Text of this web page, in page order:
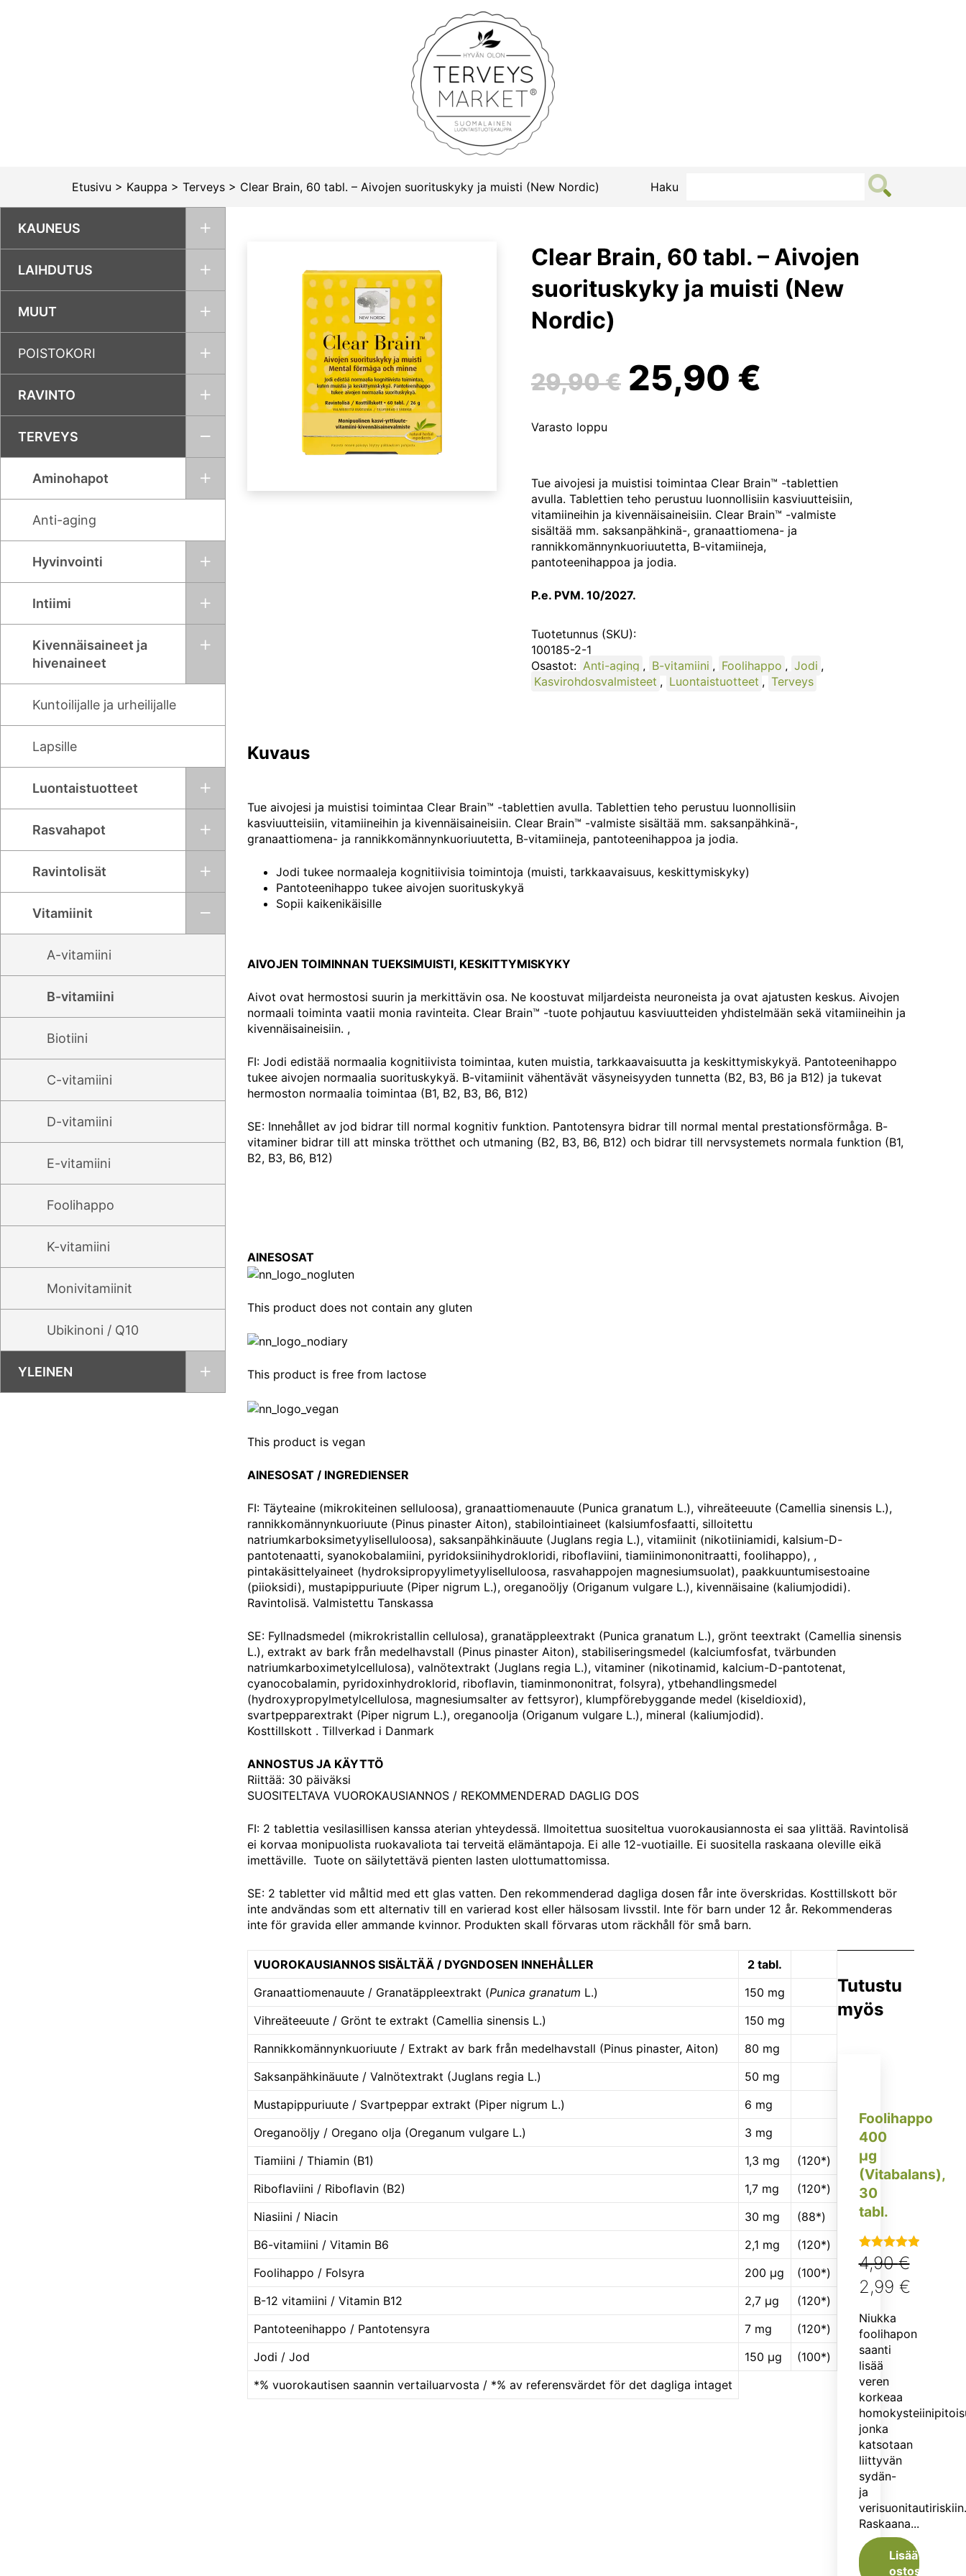
Terveysmarket
Etusivu > Kauppa > Terveys > Clear Brain, 60 tabl. – Aivojen suorituskyky ja muisti (New Nordic) Haku
KAUNEUS
LAIHDUTUS
MUUT
POISTOKORI
RAVINTO
TERVEYS
Aminohapot
Anti-aging
Hyvinvointi
Intiimi
Kivennäisaineet ja
hivenaineet
Kuntoilijalle ja urheilijalle
Lapsille
Luontaistuotteet
Rasvahapot
Ravintolisät
Vitamiinit
A-vitamiini
B-vitamiini
Biotiini
C-vitamiini
D-vitamiini
E-vitamiini
Foolihappo
K-vitamiini
Monivitamiinit
Ubikinoni / Q10
YLEINEN
Clear Brain, 60 tabl. – Aivojen
suorituskyky ja muisti (New
Nordic)
29,90€ Alkuperäinen
oli:
29,90 €.
25,90 €
on:
25,90 €.
Varasto loppu
Tue aivojesi ja muistisi toimintaa Clear Brain™ -tablettien
avulla. Tablettien teho perustuu luonnollisiin kasviuutteisiin,
vitamiineihin ja kivennäisaineisiin. Clear Brain™ -valmiste
sisältää mm. saksanpähkinä-, granaattiomena- ja
rannikkomännynkuoriuutetta, B-vitamiineja,
pantoteenihappoa ja jodia.
P.e. PVM. 10/2027.
Tuotetunnus (SKU):
100185-2-1
Osastot: Anti-aging , B-vitamiini , Foolihappo , Jodi ,
Kasvirohdosvalmisteet , Luontaistuotteet , Terveys
Kuvaus
Tue aivojesi ja muistisi toimintaa Clear Brain™ -tablettien avulla. Tablettien teho perustuu luonnollisiin
kasviuutteisiin, vitamiineihin ja kivennäisaineisiin. Clear Brain™ -valmiste sisältää mm. saksanpähkinä-,
granaattiomena- ja rannikkomännynkuoriuutetta, B-vitamiineja, pantoteenihappoa ja jodia.
Jodi tukee normaaleja kognitiivisia toimintoja (muisti, tarkkaavaisuus, keskittymiskyky)
Pantoteenihappo tukee aivojen suorituskykyä
Sopii kaikenikäisille
AIVOJEN TOIMINNAN TUEKSIMUISTI, KESKITTYMISKYKY
Aivot ovat hermostosi suurin ja merkittävin osa. Ne koostuvat miljardeista neuroneista ja ovat ajatusten keskus. Aivojen
normaali toiminta vaatii monia ravinteita. Clear Brain™ -tuote pohjautuu kasviuutteiden yhdistelmään sekä vitamiineihin ja
kivennäisaineisiin. ,
FI: Jodi edistää normaalia kognitiivista toimintaa, kuten muistia, tarkkaavaisuutta ja keskittymiskykyä. Pantoteenihappo
tukee aivojen normaalia suorituskykyä. B-vitamiinit vähentävät väsyneisyyden tunnetta (B2, B3, B6 ja B12) ja tukevat
hermoston normaalia toimintaa (B1, B2, B3, B6, B12)
SE: Innehållet av jod bidrar till normal kognitiv funktion. Pantotensyra bidrar till normal mental prestationsförmåga. B-
vitaminer bidrar till att minska trötthet och utmaning (B2, B3, B6, B12) och bidrar till nervsystemets normala funktion (B1,
B2, B3, B6, B12)
AINESOSAT
This product does not contain any gluten
This product is free from lactose
This product is vegan
AINESOSAT / INGREDIENSER
FI: Täyteaine (mikrokiteinen selluloosa), granaattiomenauute (Punica granatum L.), vihreäteeuute (Camellia sinensis L.),
rannikkomännynkuoriuute (Pinus pinaster Aiton), stabilointiaineet (kalsiumfosfaatti, silloitettu
natriumkarboksimetyyliselluloosa), saksanpähkinäuute (Juglans regia L.), vitamiinit (nikotiiniamidi, kalsium-D-
pantotenaatti, syanokobalamiini, pyridoksiinihydrokloridi, riboflaviini, tiamiinimononitraatti, foolihappo), ,
pintakäsittelyaineet (hydroksipropyylimetyyliselluloosa, rasvahappojen magnesiumsuolat), paakkuuntumisestoaine
(piioksidi), mustapippuriuute (Piper nigrum L.), oreganoöljy (Origanum vulgare L.), kivennäisaine (kaliumjodidi).
Ravintolisä. Valmistettu Tanskassa
SE: Fyllnadsmedel (mikrokristallin cellulosa), granatäppleextrakt (Punica granatum L.), grönt teextrakt (Camellia sinensis
L.), extrakt av bark från medelhavstall (Pinus pinaster Aiton), stabiliseringsmedel (kalciumfosfat, tvärbunden
natriumkarboximetylcellulosa), valnötextrakt (Juglans regia L.), vitaminer (nikotinamid, kalcium-D-pantotenat,
cyanocobalamin, pyridoxinhydroklorid, riboflavin, tiaminmononitrat, folsyra), ytbehandlingsmedel
(hydroxypropylmetylcellulosa, magnesiumsalter av fettsyror), klumpförebyggande medel (kiseldioxid),
svartpepparextrakt (Piper nigrum L.), oreganoolja (Origanum vulgare L.), mineral (kaliumjodid).
Kosttillskott . Tillverkad i Danmark
ANNOSTUS JA KÄYTTÖ
Riittää: 30 päiväksi
SUOSITELTAVA VUOROKAUSIANNOS / REKOMMENDERAD DAGLIG DOS
FI: 2 tablettia vesilasillisen kanssa aterian yhteydessä. Ilmoitettua suositeltua vuorokausiannosta ei saa ylittää. Ravintolisä
ei korvaa monipuolista ruokavaliota tai terveitä elämäntapoja. Ei alle 12-vuotiaille. Ei suositella raskaana oleville eikä
imettäville. Tuote on säilytettävä pienten lasten ulottumattomissa.
SE: 2 tabletter vid måltid med ett glas vatten. Den rekommenderad dagliga dosen får inte överskridas. Kosttillskott bör
inte andvändas som ett alternativ till en varierad kost eller hälsosam livsstil. Inte för barn under 12 år. Rekommenderas
inte för gravida eller ammande kvinnor. Produkten skall förvaras utom räckhåll för små barn.
VUOROKAUSIANNOS SISÄLTÄÄ / DYGNDOSEN INNEHÅLLER
2 tabl.
Granaattiomenauute / Granatäppleextrakt (Punica granatum L.)
150 mg
Vihreäteeuute / Grönt te extrakt (Camellia sinensis L.)
150 mg
Rannikkomännynkuoriuute / Extrakt av bark från medelhavstall (Pinus pinaster, Aiton)
80 mg
Saksanpähkinäuute / Valnötextrakt (Juglans regia L.)
50 mg
Mustapippuriuute / Svartpeppar extrakt (Piper nigrum L.)
6 mg
Oreganoöljy / Oregano olja (Oreganum vulgare L.)
3 mg
Tiamiini / Thiamin (B1)
1,3 mg
(120*)
Riboflaviini / Riboflavin (B2)
1,7 mg
(120*)
Niasiini / Niacin
30 mg
(88*)
B6-vitamiini / Vitamin B6
2,1 mg
(120*)
Foolihappo / Folsyra
200 μg
(100*)
B-12 vitamiini / Vitamin B12
2,7 μg
(120*)
Pantoteenihappo / Pantotensyra
7 mg
(120*)
Jodi / Jod
150 μg
(100*)
*% vuorokautisen saannin vertailuarvosta / *% av referensvärdet för det dagliga intaget
Tutustu
myös
Foolihappo
400
µg
(Vitabalans),
30
tabl.
Arvostelu
tuotteesta:
5.00/ 5
4,90€
Alkuperäinen
hinta
oli:
4,90 €.
2,99 €
Nykyinen
hinta
on:
2,99 €.
Niukka
foolihapon
saanti
lisää
veren
korkeaa
jonka
katsotaan
liittyvän
sydän-
ja
verisuonitautiriskiin.
Raskaana...
Lisää
ostoskoriin